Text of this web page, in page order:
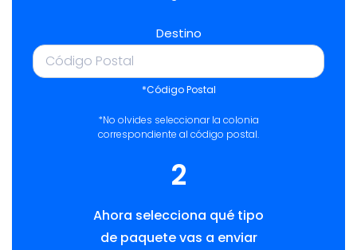
Destino
*Código Postal
*No olvides seleccionar la colonia
correspondiente al código postal.
2
Ahora selecciona qué tipo
de paquete vas a enviar